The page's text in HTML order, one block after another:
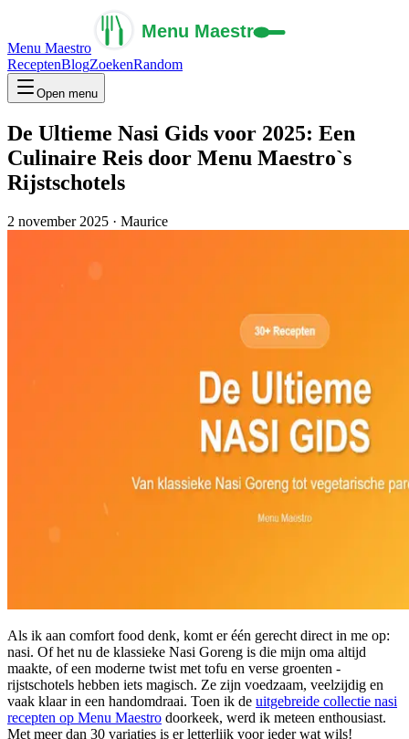
Menu Maestro
ReceptenBlogZoekenRandom
Open menu
De Ultieme Nasi Gids voor 2025: Een
Culinaire Reis door Menu Maestro`s
Rijstschotels
2 november 2025 · Maurice
Als ik aan comfort food denk, komt er één gerecht direct in me op:
nasi. Of het nu de klassieke Nasi Goreng is die mijn oma altijd
maakte, of een moderne twist met tofu en verse groenten -
rijstschotels hebben iets magisch. Ze zijn voedzaam, veelzijdig en
vaak klaar in een handomdraai. Toen ik de uitgebreide collectie nasi
recepten op Menu Maestro doorkeek, werd ik meteen enthousiast.
Met meer dan 30 variaties is er letterlijk voor ieder wat wils!